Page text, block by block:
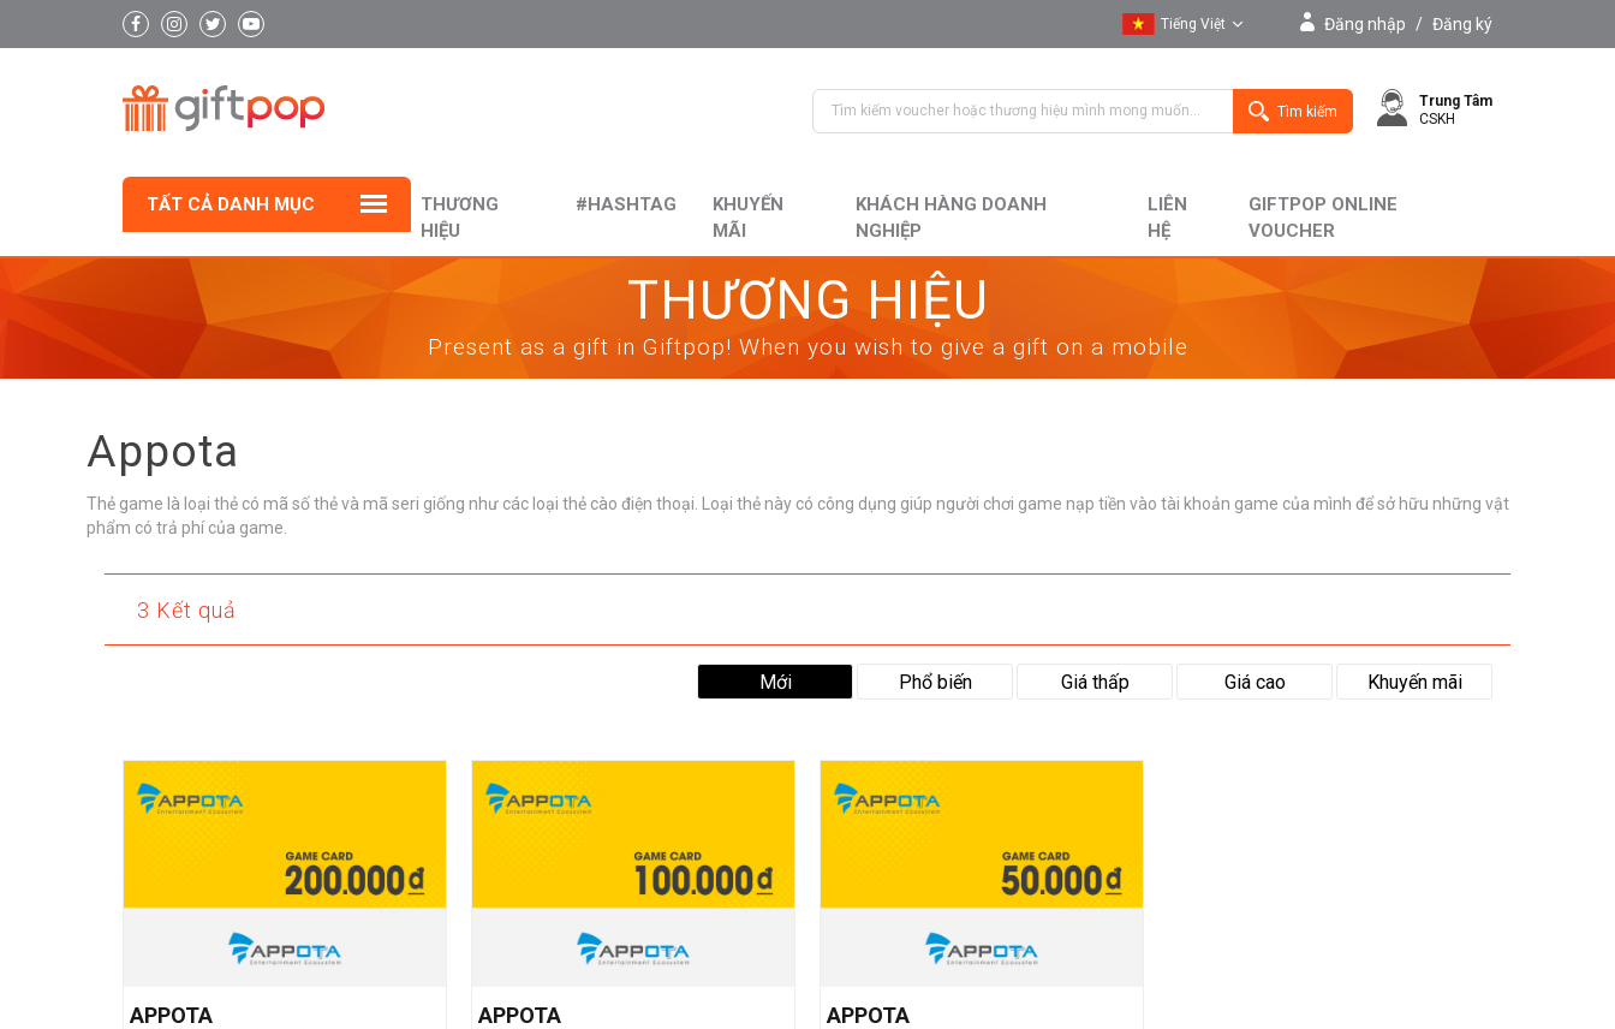
Tiếng Việt
English
Đăng nhập / Đăng ký
Tìm kiếm
Trung Tâm
CSKH
TẤT CẢ DANH MỤC
THƯƠNG
HIỆU
#HASHTAG
KHUYẾN
MÃI
KHÁCH HÀNG DOANH
NGHIỆP
LIÊN
HỆ
GIFTPOP ONLINE
VOUCHER
THƯƠNG HIỆU
Present as a gift in Giftpop! When you wish to give a gift on a mobile
Appota
Thẻ game là loại thẻ có mã số thẻ và mã seri giống như các loại thẻ cào điện thoại. Loại thẻ này có công dụng giúp người chơi game nạp tiền vào tài khoản game của mình để sở hữu những vật
phẩm có trả phí của game.
3 Kết quả
Mới Phổ biến Giá thấp Giá cao Khuyến mãi
APPOTA APPOTA APPOTA